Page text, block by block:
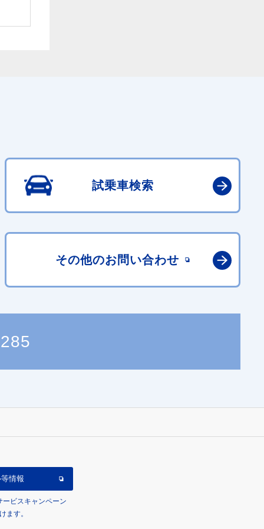
試乗車検索
その他のお問い合わせ
情報
ービスキャンペーン
ます。